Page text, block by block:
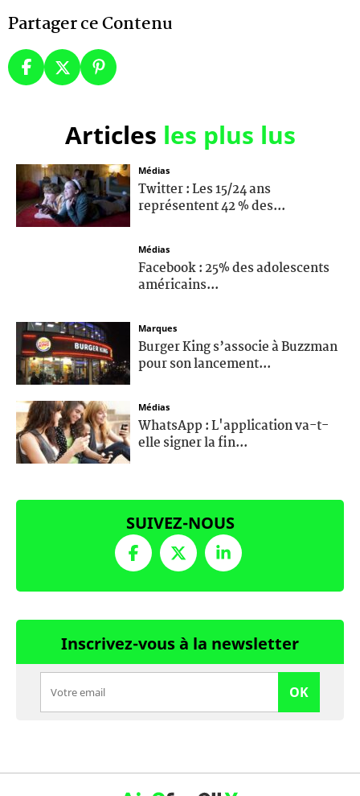
Partager ce Contenu
Articles les plus lus
Médias
Twitter : Les 15/24 ans
représentent 42 % des...
Médias
Facebook : 25% des adolescents
américains...
Marques
Burger King s’associe à Buzzman
pour son lancement...
Médias
WhatsApp : L'application va-t-
elle signer la fin...
SUIVEZ-NOUS
Inscrivez-vous à la newsletter
OK